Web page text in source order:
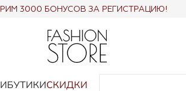
3000 БОНУСОВ ЗА РЕГИСТРАЦИЮ!
БУТИКИСКИДКИ